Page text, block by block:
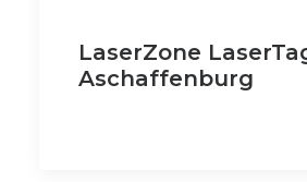
LaserZone
Aschaffenburg